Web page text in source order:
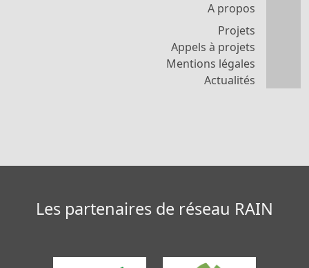
A propos
Projets
Appels à projets
Mentions légales
Actualités
Les partenaires de réseau RAIN